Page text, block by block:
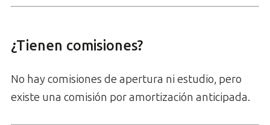
¿Tienen comisiones?
No hay comisiones de apertura ni estudio, pero
existe una comisión por amortización anticipada.